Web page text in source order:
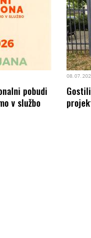
pobudi
v službo
08. 07.